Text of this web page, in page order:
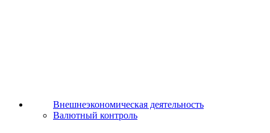
Внешнеэкономическая деятельность
Валютный контроль